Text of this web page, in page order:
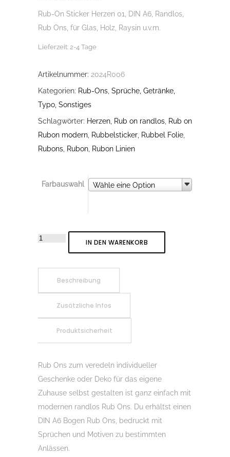
Rub-On Sticker Herzen 01, DIN A6, Randlos,
Rub Ons, für Glas, Holz, Raysin u.v.m.
Lieferzeit: 2-4 Tage
Artikelnummer: 2024R006
Kategorien: Rub-Ons Sprüche, Getränke,
Typo, Sonstiges
Schlagwörter: Herzen Rub on randlos Rub on
Rubon modern Rubbelsticker Rubbel Folie
Rubons Rubon Rubon Linien
Farbauswahl Wähle eine Option
Farbauswahl
Rub-
Herzen
01,
A6,
Randlos,
Ons,
für
Glas,
Holz,
Raysin
u.v.m.
Menge
IN DEN WARENKORB
Beschreibung
Zusätzliche Infos
Produktsicherheit
Rub Ons zum veredeln individueller
Geschenke oder Deko für das eigene
Zuhause selbst gestalten ist ganz einfach mit
modernen randlos Rub Ons. Du erhältst einen
DIN A6 Bogen Rub Ons, bedruckt mit
Sprüchen und Motiven zu bestimmten
Anlässen.